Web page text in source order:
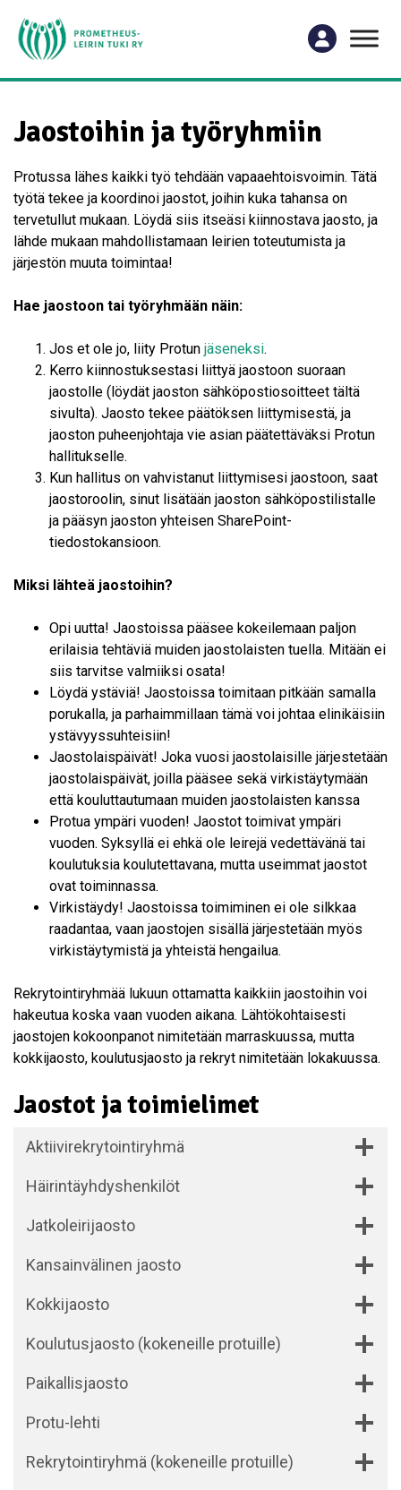
Jaostoihin ja työryhmiin
Protussa lähes kaikki työ tehdään vapaaehtoisvoimin. Tätä
työtä tekee ja koordinoi jaostot, joihin kuka tahansa on
tervetullut mukaan. Löydä siis itseäsi kiinnostava jaosto, ja
lähde mukaan mahdollistamaan leirien toteutumista ja
järjestön muuta toimintaa!
Hae jaostoon tai työryhmään näin:
Jos et ole jo, liity Protun jäseneksi.
Kerro kiinnostuksestasi liittyä jaostoon suoraan
jaostolle (löydät jaoston sähköpostiosoitteet tältä
sivulta). Jaosto tekee päätöksen liittymisestä, ja
jaoston puheenjohtaja vie asian päätettäväksi Protun
hallitukselle.
Kun hallitus on vahvistanut liittymisesi jaostoon, saat
jaostoroolin, sinut lisätään jaoston sähköpostilistalle
ja pääsyn jaoston yhteisen SharePoint-
tiedostokansioon.
Miksi lähteä jaostoihin?
Opi uutta! Jaostoissa pääsee kokeilemaan paljon
erilaisia tehtäviä muiden jaostolaisten tuella. Mitään ei
siis tarvitse valmiiksi osata!
Löydä ystäviä! Jaostoissa toimitaan pitkään samalla
porukalla, ja parhaimmillaan tämä voi johtaa elinikäisiin
ystävyyssuhteisiin!
Jaostolaispäivät! Joka vuosi jaostolaisille järjestetään
jaostolaispäivät, joilla pääsee sekä virkistäytymään
että kouluttautumaan muiden jaostolaisten kanssa
Protua ympäri vuoden! Jaostot toimivat ympäri
vuoden. Syksyllä ei ehkä ole leirejä vedettävänä tai
koulutuksia koulutettavana, mutta useimmat jaostot
ovat toiminnassa.
Virkistäydy! Jaostoissa toimiminen ei ole silkkaa
raadantaa, vaan jaostojen sisällä järjestetään myös
virkistäytymistä ja yhteistä hengailua.
Rekrytointiryhmää lukuun ottamatta kaikkiin jaostoihin voi
hakeutua koska vaan vuoden aikana. Lähtökohtaisesti
jaostojen kokoonpanot nimitetään marraskuussa, mutta
kokkijaosto, koulutusjaosto ja rekryt nimitetään lokakuussa.
Jaostot ja toimielimet
Aktiivirekrytointiryhmä
Häirintäyhdyshenkilöt
Jatkoleirijaosto
Kansainvälinen jaosto
Kokkijaosto
Koulutusjaosto (kokeneille protuille)
Paikallisjaosto
Protu-lehti
Rekrytointiryhmä (kokeneille protuille)